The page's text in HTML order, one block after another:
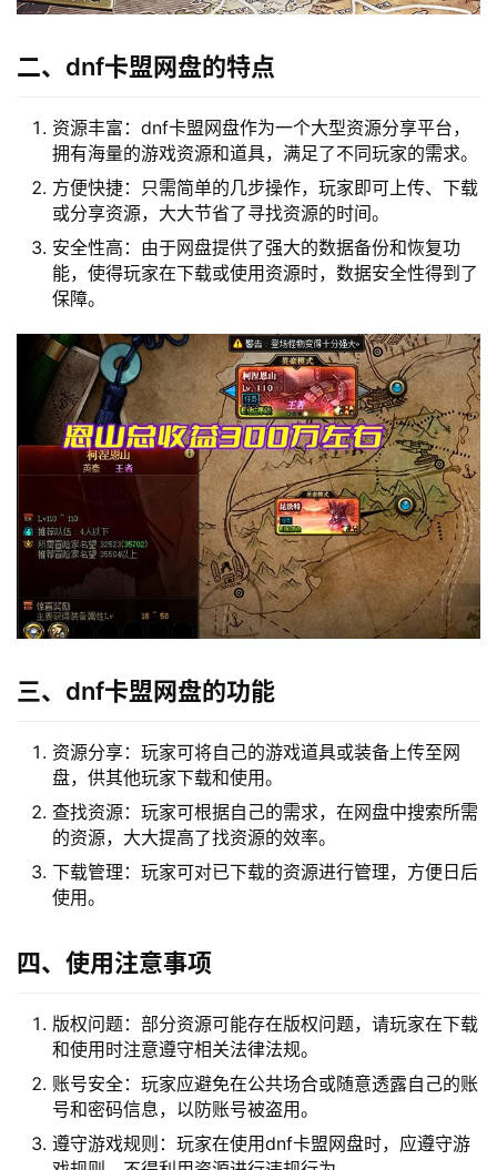
二、dnf卡盟网盘的特点
资源丰富：dnf卡盟网盘作为一个大型资源分享平台，
拥有海量的游戏资源和道具，满足了不同玩家的需求。
方便快捷：只需简单的几步操作，玩家即可上传、下载
或分享资源，大大节省了寻找资源的时间。
安全性高：由于网盘提供了强大的数据备份和恢复功
能，使得玩家在下载或使用资源时，数据安全性得到了
保障。
三、dnf卡盟网盘的功能
资源分享：玩家可将自己的游戏道具或装备上传至网
盘，供其他玩家下载和使用。
查找资源：玩家可根据自己的需求，在网盘中搜索所需
的资源，大大提高了找资源的效率。
下载管理：玩家可对已下载的资源进行管理，方便日后
使用。
四、使用注意事项
版权问题：部分资源可能存在版权问题，请玩家在下载
和使用时注意遵守相关法律法规。
账号安全：玩家应避免在公共场合或随意透露自己的账
号和密码信息，以防账号被盗用。
遵守游戏规则：玩家在使用dnf卡盟网盘时，应遵守游